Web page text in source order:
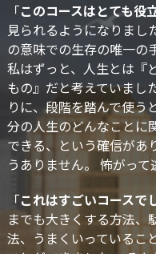
「このコースはとても役
見られるようになりまし
の意味での生存の唯一の
私はずっと、人生とは『
もの』だと考えていまし
りに、段階を踏んで使う
分の人生のどんなことに
できる、という確信があ
うありません。 怖がっ
「これはすごいコースで
までも大きくする方法、
法、うまくいっているこ